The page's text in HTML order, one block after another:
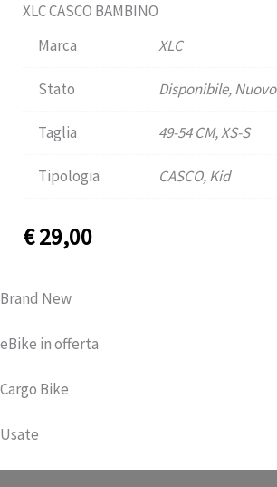
XLC CASCO BAMBINO
Marca
XLC
Stato Disponibile, Nuovo
Taglia 49-54 CM, XS-S
Tipologia CASCO, Kid
€29,00
Brand New
eBike in offerta
Cargo Bike
Usate